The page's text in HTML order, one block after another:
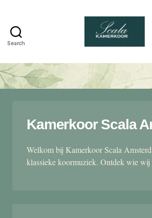
Search
Kamerkoor Scala
Welkom bij Kamerkoor Scala
klassieke koormuziek. Ontdek wie